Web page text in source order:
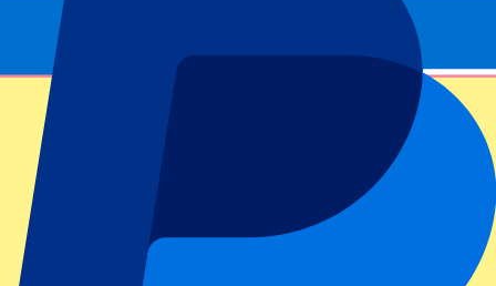
Populaire events
GP Spanje
Alle sporten